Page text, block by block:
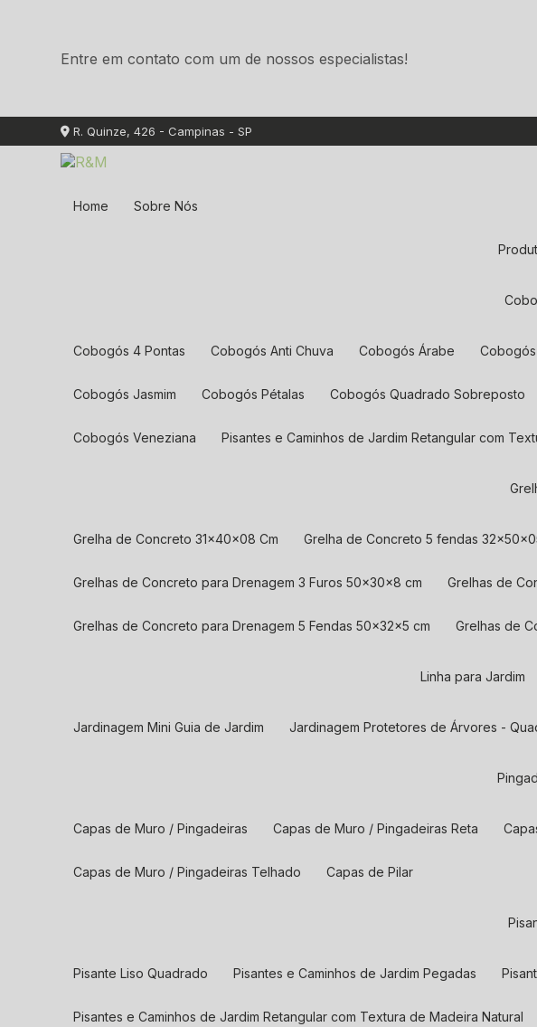
Entre em contato com um de nossos especialistas!
R. Quinze, 426 - Campinas - SP
Home Sobre Nós
Cobogós 4 Pontas Cobogós Anti Chuva Cobogós Árabe
Cobogós Jasmim Cobogós Pétalas Cobogós Quadrado Sobreposto
Cobogós Veneziana Pisantes e Caminhos de Jardim Retangular com
Grelha de Concreto 31x40x08 Cm Grelha de Concreto 5 fendas
Grelhas de Concreto para Drenagem 3 Furos 50x30x8 cm Grelhas de
Grelhas de Concreto para Drenagem 5 Fendas 50x32x5 cm Grelhas de
Linha para Jardim
Jardinagem Mini Guia de Jardim Jardinagem Protetores de Árvores -
Capas de Muro / Pingadeiras Capas de Muro / Pingadeiras Reta
Capas de Muro / Pingadeiras Telhado Capas de Pilar
Pisante Liso Quadrado Pisantes e Caminhos de Jardim Pegadas
Pisantes e Caminhos de Jardim Retangular com Textura de Madeira Natural